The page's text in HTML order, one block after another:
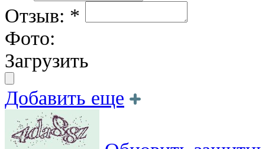
Отзыв: *
Фото:
Загрузить
Добавить еще